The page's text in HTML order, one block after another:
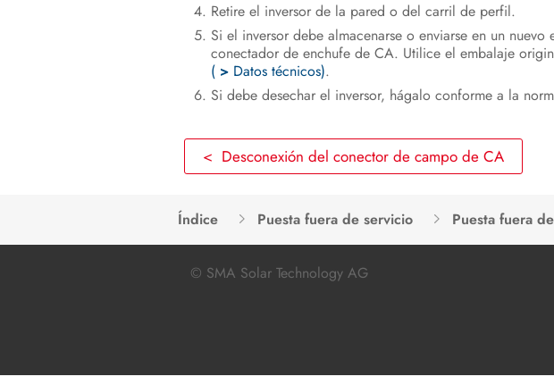
Retire el inversor de la pared o del carril de perfil.
Si el inversor debe almacenarse o enviarse en un
conectador de enchufe de CA. Utilice el embalaje
( > Datos técnicos).
Si debe desechar el inversor, hágalo conforme a la
< Desconexión del conector de campo de CA
Índice Puesta fuera de servicio Puesta fuera
© SMA Solar Technology AG